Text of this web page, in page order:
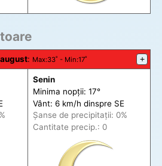
: Max:33˚ - Min:17˚ +
Senin
Minima nopții: 17°
Vânt: 6 km/h dinspre SE
Șanse de precipitații: 0%
Cantitate precip.: 0